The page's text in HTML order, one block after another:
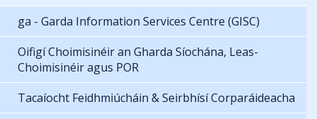
ga - Garda Information Services Centre (GISC)
Oifigí Choimisinéir an Gharda Síochána, Leas-
Choimisinéir agus POR
Tacaíocht Feidhmiúcháin & Seirbhísí Corparáideacha